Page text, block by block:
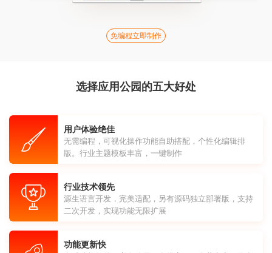
免编程立即制作
选择应用公园的五大好处
用户体验绝佳
无需编程，可视化操作功能自助搭配，个性化编辑排
版。行业主题模板丰富，一键制作
行业技术领先
源生语言开发，完美适配，另有源码独立部署版，支持
二次开发，实现功能无限扩展
功能更新快